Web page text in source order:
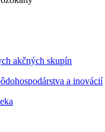
akčných skupín
a inovácií